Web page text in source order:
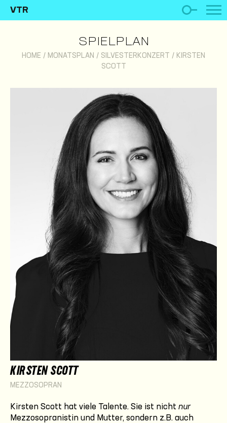
VTR
SPIELPLAN
HOME / MONATSPLAN / SILVESTERKONZERT / KIRSTEN
SCOTT
KIRSTEN SCOTT
MEZZOSOPRAN
Kirsten Scott hat viele Talente. Sie ist nicht nur
Mezzosopranistin und Mutter, sondern z.B. auch